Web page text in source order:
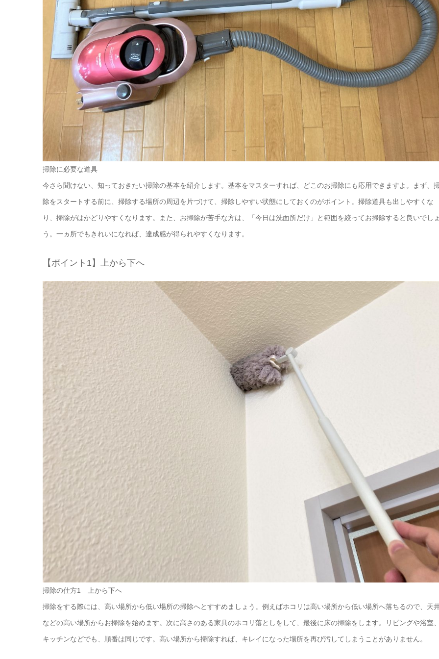
掃除に必要な道具
今さら聞けない、知っておきたい掃除の基本を紹介します。基本をマスターすれば、どこのお掃除にも応用できますよ。まず、
除をスタートする前に、掃除する場所の周辺を片づけて、掃除しやすい状態にしておくのがポイント。掃除道具も出しやすくな
り、掃除がはかどりやすくなります。また、お掃除が苦手な方は、「今日は洗面所だけ」と範囲を絞ってお掃除すると良いでし
う。一ヵ所でもきれいになれば、達成感が得られやすくなります。
【ポイント1】上から下へ
掃除の仕方1 上から下へ
掃除をする際には、高い場所から低い場所の掃除へとすすめましょう。例えばホコリは高い場所から低い場所へ落ちるので、天
などの高い場所からお掃除を始めます。次に高さのある家具のホコリ落としをして、最後に床の掃除をします。リビングや浴室
キッチンなどでも、順番は同じです。高い場所から掃除すれば、キレイになった場所を再び汚してしまうことがありません。